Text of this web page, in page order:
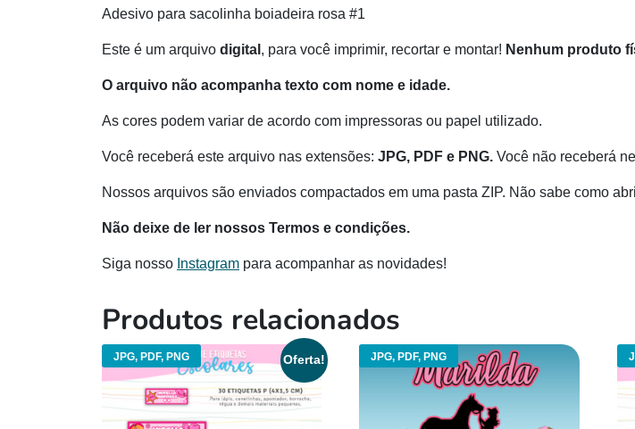
Adesivo para sacolinha boiadeira rosa #1
Este é um arquivo digital , para você imprimir, recortar e montar! Nenhum produto
O arquivo não acompanha texto com nome e idade.
As cores podem variar de acordo com impressoras ou papel utilizado.
Você receberá este arquivo nas extensões: JPG, PDF e PNG. Você não receberá
Nossos arquivos são enviados compactados em uma pasta ZIP. Não sabe como
Não deixe de ler nossos Termos e condições.
Siga nosso Instagram para acompanhar as novidades!
Produtos relacionados
JPG, PDF, PNG Oferta! JPG, PDF, PNG